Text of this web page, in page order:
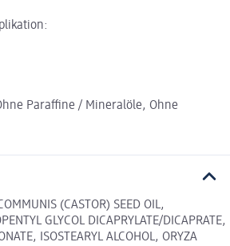
Paraffine / Mineralöle, Ohne
(CASTOR) SEED OIL,
GLYCOL DICAPRYLATE/DICAPRATE,
ISOSTEARYL ALCOHOL, ORYZA